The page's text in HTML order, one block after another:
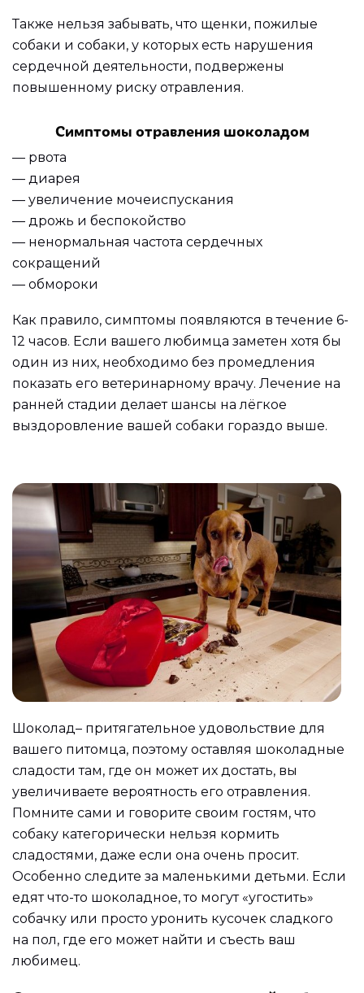
Также нельзя забывать, что щенки, пожилые
собаки и собаки, у которых есть нарушения
сердечной деятельности, подвержены
повышенному риску отравления.
Симптомы отравления шоколадом
— рвота
— диарея
— увеличение мочеиспускания
— дрожь и беспокойство
— ненормальная частота сердечных
сокращений
— обмороки
Как правило, симптомы появляются в течение 6-
12 часов. Если вашего любимца заметен хотя бы
один из них, необходимо без промедления
показать его ветеринарному врачу. Лечение на
ранней стадии делает шансы на лёгкое
выздоровление вашей собаки гораздо выше.
Шоколад– притягательное удовольствие для
вашего питомца, поэтому оставляя шоколадные
сладости там, где он может их достать, вы
увеличиваете вероятность его отравления.
Помните сами и говорите своим гостям, что
собаку категорически нельзя кормить
сладостями, даже если она очень просит.
Особенно следите за маленькими детьми. Если
едят что-то шоколадное, то могут «угостить»
собачку или просто уронить кусочек сладкого
на пол, где его может найти и съесть ваш
любимец.